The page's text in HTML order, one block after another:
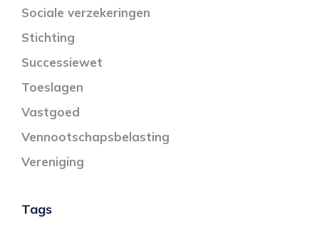
Sociale verzekeringen
Stichting
Successiewet
Toeslagen
Vastgoed
Vennootschapsbelasting
Vereniging
Tags